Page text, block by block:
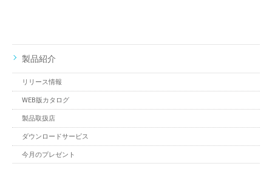
製品紹介
リリース情報
WEB版カタログ
製品取扱店
ダウンロードサービス
今月のプレゼント